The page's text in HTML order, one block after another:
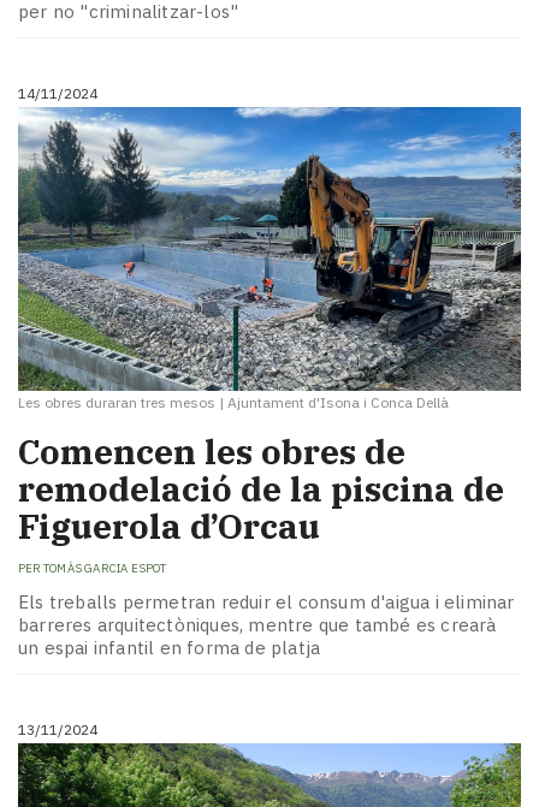
per no "criminalitzar-los"
14/11/2024
Les obres duraran tres mesos | Ajuntament d'Isona i Conca Dellà
Comencen les obres de
remodelació de la piscina de
Figuerola d’Orcau
PER TOMÀS GARCIA ESPOT
Els treballs permetran reduir el consum d'aigua i eliminar
barreres arquitectòniques, mentre que també es crearà
un espai infantil en forma de platja
13/11/2024